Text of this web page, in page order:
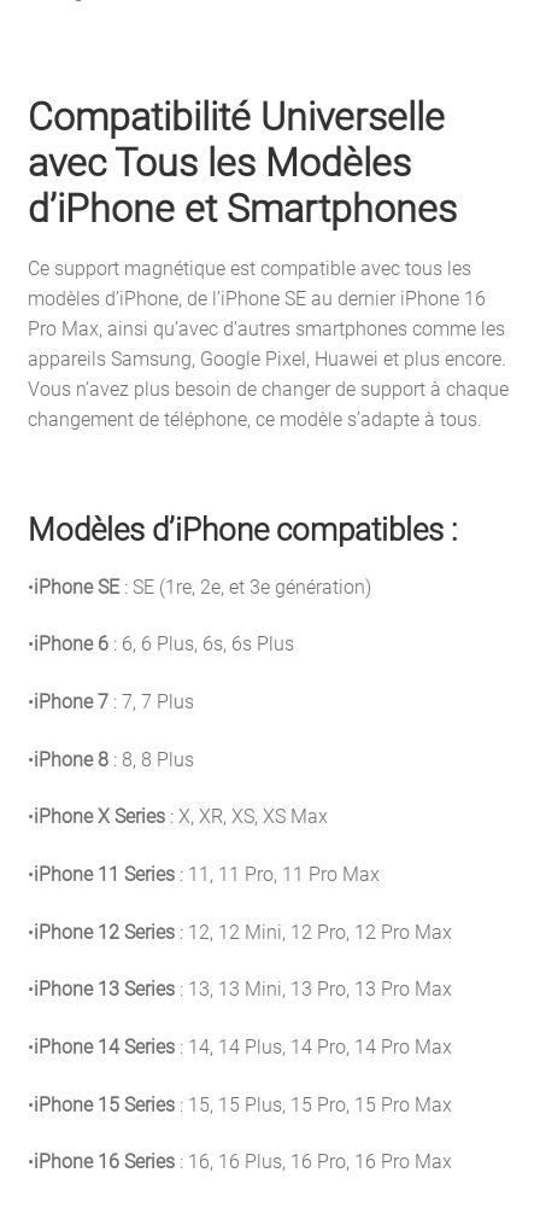
Compatibilité Universelle
avec Tous les Modèles
d’iPhone et Smartphones
Ce support magnétique est compatible avec tous les
modèles d’iPhone, de l’iPhone SE au dernier iPhone 16
Pro Max, ainsi qu’avec d’autres smartphones comme les
appareils Samsung, Google Pixel, Huawei et plus encore.
Vous n’avez plus besoin de changer de support à chaque
changement de téléphone, ce modèle s’adapte à tous.
Modèles d’iPhone compatibles :
•iPhone SE: SE (1re, 2e, et 3e génération)
•iPhone 6: 6, 6 Plus, 6s, 6s Plus
•iPhone 7: 7, 7 Plus
•iPhone 8: 8, 8 Plus
•iPhone X Series: X, XR, XS, XS Max
•iPhone 11 Series: 11, 11 Pro, 11 Pro Max
•iPhone 12 Series: 12, 12 Mini, 12 Pro, 12 Pro Max
•iPhone 13 Series: 13, 13 Mini, 13 Pro, 13 Pro Max
•iPhone 14 Series: 14, 14 Plus, 14 Pro, 14 Pro Max
•iPhone 15 Series: 15, 15 Plus, 15 Pro, 15 Pro Max
•iPhone 16 Series: 16, 16 Plus, 16 Pro, 16 Pro Max